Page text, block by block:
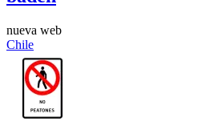
nueva web
Chile